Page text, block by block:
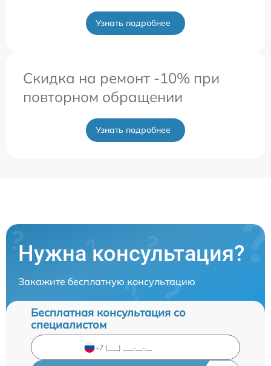
Узнать подробнее
Скидка на ремонт -10% при
повторном обращении
Узнать подробнее
Нужна консультация?
Закажите бесплатную консультацию
Бесплатная консультация со
специалистом